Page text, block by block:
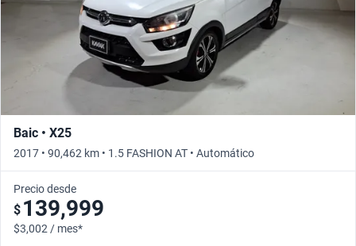
Baic • X25
2017 • 90,462 km • 1.5 FASHION AT • Automático
Precio desde
$ 139,999
$3,002 / mes*